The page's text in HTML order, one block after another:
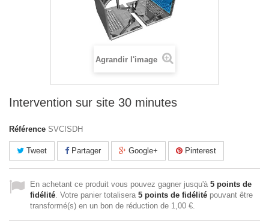
Agrandir l'image
Intervention sur site 30 minutes
Référence SVCISDH
Tweet Partager Google+ Pinterest
En achetant ce produit vous pouvez gagner jusqu'à 5 points de
fidélité. Votre panier totalisera 5 points de fidélité pouvant être
transformé(s) en un bon de réduction de 1,00 €.